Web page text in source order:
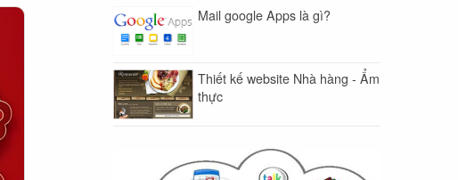
Mail google Apps là gì?
Thiết kế website Nhà hàng - Ẩm
thực